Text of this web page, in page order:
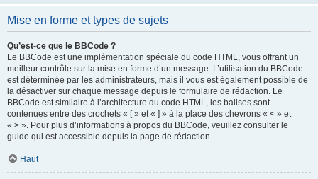
Mise en forme et types de sujets
Qu’est-ce que le BBCode ?
Le BBCode est une implémentation spéciale du code HTML, vous offrant un
meilleur contrôle sur la mise en forme d’un message. L’utilisation du BBCode
est déterminée par les administrateurs, mais il vous est également possible de
la désactiver sur chaque message depuis le formulaire de rédaction. Le
BBCode est similaire à l’architecture du code HTML, les balises sont
contenues entre des crochets « [ » et « ] » à la place des chevrons « < » et
« > ». Pour plus d’informations à propos du BBCode, veuillez consulter le
guide qui est accessible depuis la page de rédaction.
Haut